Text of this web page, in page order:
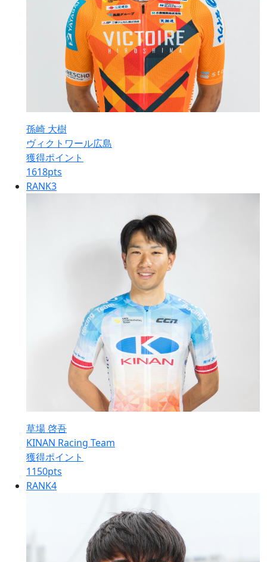
孫崎 大樹
ヴィクトワール広島
獲得ポイント
1618pts
RANK3
草場 啓吾
KINAN Racing Team
獲得ポイント
1150pts
RANK4